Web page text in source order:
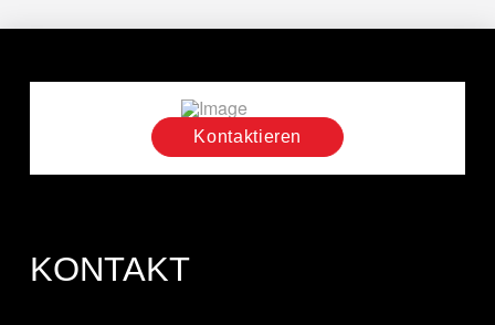
Kontaktieren
KONTAKT